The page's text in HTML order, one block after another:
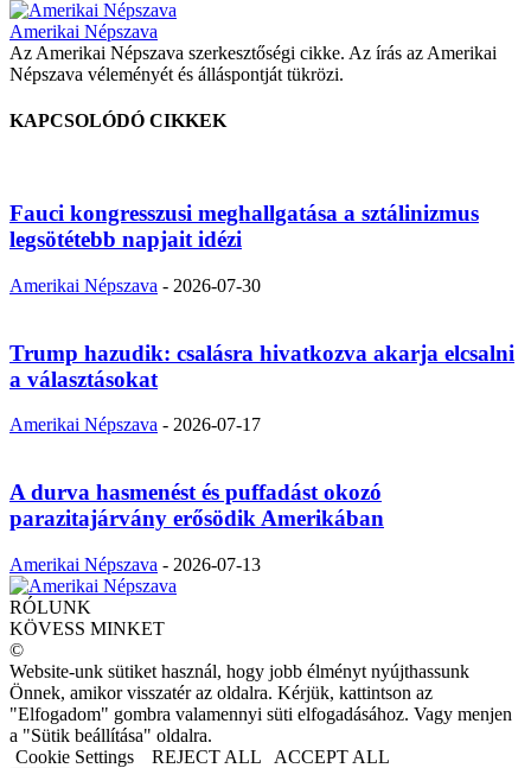
Amerikai Népszava
Az Amerikai Népszava szerkesztőségi cikke. Az írás az Amerikai
Népszava véleményét és álláspontját tükrözi.
KAPCSOLÓDÓ CIKKEK
Fauci kongresszusi meghallgatása a sztálinizmus
legsötétebb napjait idézi
Amerikai Népszava - 2026-07-30
Trump hazudik: csalásra hivatkozva akarja elcsalni
a választásokat
Amerikai Népszava - 2026-07-17
A durva hasmenést és puffadást okozó
parazitajárvány erősödik Amerikában
Amerikai Népszava - 2026-07-13
RÓLUNK
KÖVESS MINKET
©
Website-unk sütiket használ, hogy jobb élményt nyújthassunk
Önnek, amikor visszatér az oldalra. Kérjük, kattintson az
"Elfogadom" gombra valamennyi süti elfogadásához. Vagy menjen
a "Sütik beállítása" oldalra.
Cookie Settings
REJECT ALL ACCEPT ALL